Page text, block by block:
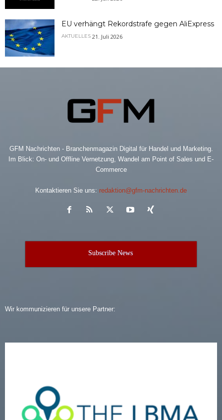
EU verhängt Rekordstrafe gegen AliExpress
AKTUELLES 21. Juli 2026
GFM Nachrichten - Branchenmagazin Digital für Handel und Marketing.
Im Blick: On- und Offline Vernetzung, Wandel am Point of Sales und E-
Commerce
Kontaktieren Sie uns: redaktion@gfm-nachrichten.de
Subscribe News
Wir kommunizieren für unsere Partner: